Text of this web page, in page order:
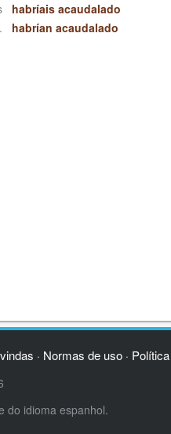
habríais acaudalado
habrían acaudalado
· Normas de uso·
do idioma espanhol.